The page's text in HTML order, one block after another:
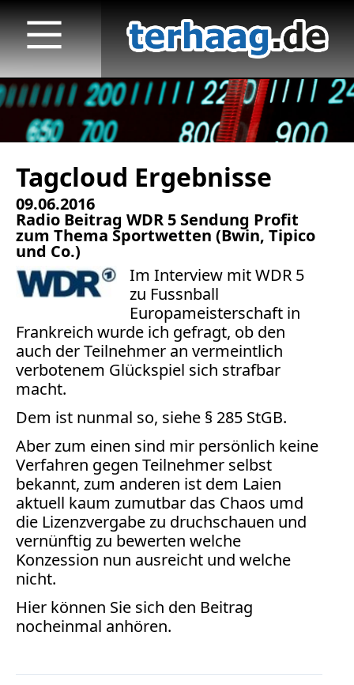
Tagcloud Ergebnisse
09.06.2016
Radio Beitrag WDR 5 Sendung Profit
zum Thema Sportwetten (Bwin, Tipico
und Co.)
Im Interview mit WDR 5
zu Fussnball
Europameisterschaft in
Frankreich wurde ich gefragt, ob den
auch der Teilnehmer an vermeintlich
verbotenem Glückspiel sich strafbar
macht.
Dem ist nunmal so, siehe § 285 StGB.
Aber zum einen sind mir persönlich keine
Verfahren gegen Teilnehmer selbst
bekannt, zum anderen ist dem Laien
aktuell kaum zumutbar das Chaos umd
die Lizenzvergabe zu druchschauen und
vernünftig zu bewerten welche
Konzession nun ausreicht und welche
nicht.
Hier können Sie sich den Beitrag
nocheinmal anhören.
Startseite
Veröffentlichungen
TV
Radio
print & online
Bücher
Vita
Datenschutz
AGB
Abmahnung
Stunde
BGH
Datenschutz